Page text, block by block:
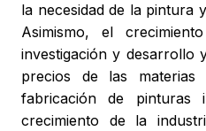
la necesidad de la pintura
Asimismo, el
investigación y desarrollo
precios de las
fabricación de
crecimiento de la